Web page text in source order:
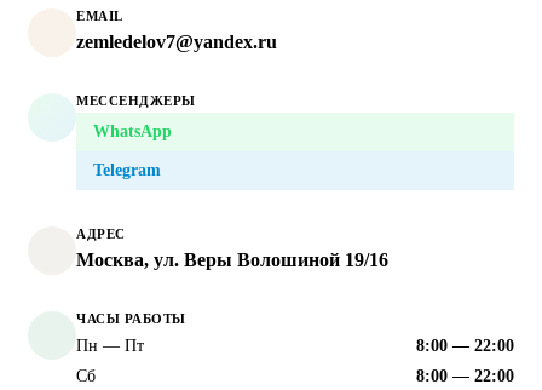
EMAIL
zemledelov7@yandex.ru
МЕССЕНДЖЕРЫ
WhatsApp
Telegram
АДРЕС
Москва, ул. Веры Волошиной 19/16
ЧАСЫ РАБОТЫ
Пн — Пт
8:00 — 22:00
Сб
8:00 — 22:00